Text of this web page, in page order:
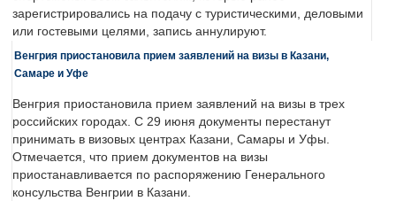
зарегистрировались на подачу с туристическими, деловыми
или гостевыми целями, запись аннулируют.
Венгрия приостановила прием заявлений на визы в Казани,
Самаре и Уфе
Венгрия приостановила прием заявлений на визы в трех
российских городах. С 29 июня документы перестанут
принимать в визовых центрах Казани, Самары и Уфы.
Отмечается, что прием документов на визы
приостанавливается по распоряжению Генерального
консульства Венгрии в Казани.